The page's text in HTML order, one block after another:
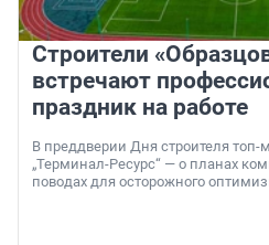
Строители
встречают
праздник на работе
В преддверии Дня строителя
„Терминал-Ресурс“ — о планах
поводах для осторожного